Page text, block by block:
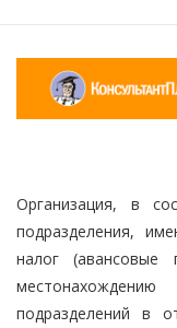
Организация, в
подразделения,
налог
подразделений в